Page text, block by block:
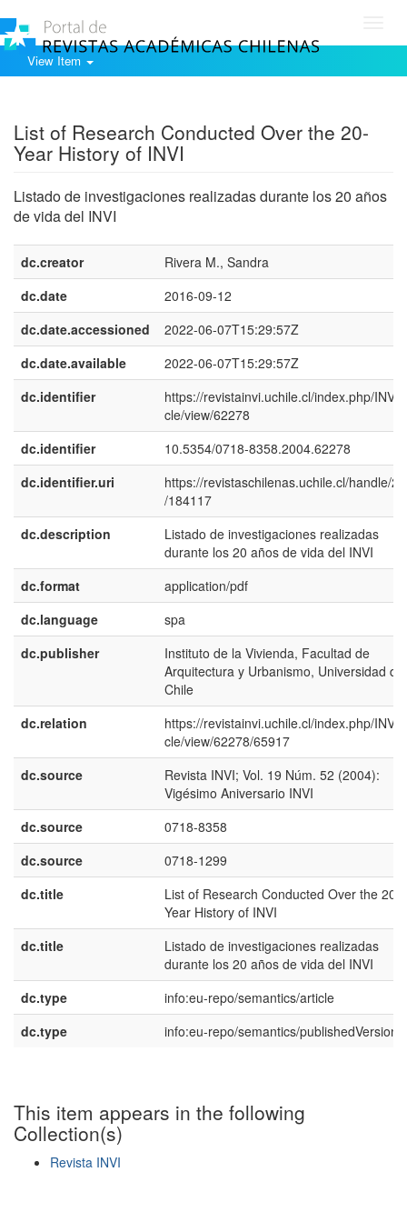
View Item
List of Research Conducted Over the 20-
Year History of INVI
Listado de investigaciones realizadas durante los 20 años
de vida del INVI
dc.creator
Rivera M., Sandra
dc.date
2016-09-12
dc.date.accessioned
2022-06-07T15:29:57Z
dc.date.available
2022-06-07T15:29:57Z
dc.identifier
https://revistainvi.uchile.cl/index.php/INVI/
cle/view/62278
dc.identifier
10.5354/0718-8358.2004.62278
dc.identifier.uri
https://revistaschilenas.uchile.cl/handle/
/184117
dc.description
Listado de investigaciones realizadas
durante los 20 años de vida del INVI
dc.format
application/pdf
dc.language
spa
dc.publisher
Instituto de la Vivienda, Facultad de
Arquitectura y Urbanismo, Universidad de
Chile
dc.relation
https://revistainvi.uchile.cl/index.php/INVI/
cle/view/62278/65917
dc.source
Revista INVI; Vol. 19 Núm. 52 (2004):
Vigésimo Aniversario INVI
dc.source
0718-8358
dc.source
0718-1299
dc.title
List of Research Conducted Over the 20-
Year History of INVI
dc.title
Listado de investigaciones realizadas
durante los 20 años de vida del INVI
dc.type
info:eu-repo/semantics/article
dc.type
info:eu-repo/semantics/publishedVersion
This item appears in the following
Collection(s)
Revista INVI